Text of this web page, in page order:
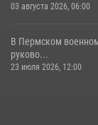
03 августа 2026, 06:00
В Пермском
руково...
23 июля 2026, 12:00